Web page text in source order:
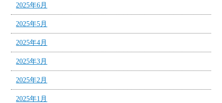
2025年6月
2025年5月
2025年4月
2025年3月
2025年2月
2025年1月